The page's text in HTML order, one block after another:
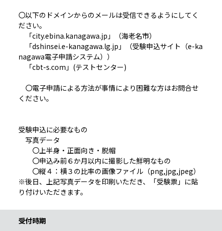
〇以下のドメインからのメールは受信できるようにしてく
ださい。
「city.ebina.kanagawa.jp」（海老名市）
「dshinsei.e-kanagawa.lg.jp」（受験申込サイト（e-ka
nagawa電子申請システム））
「cbt-s.com」(テストセンター)
〇電子申請による方法が事情により困難な方はお問合せ
ください。
受験申込に必要なもの
写真データ
〇上半身・正面向き・脱帽
〇申込み前６か月以内に撮影した鮮明なもの
〇縦４：横３の比率の画像ファイル（png,jpg,jpeg）
※後日、上記写真データを印刷いただき、「受験票」に貼
り付けいただきます。
受付時期